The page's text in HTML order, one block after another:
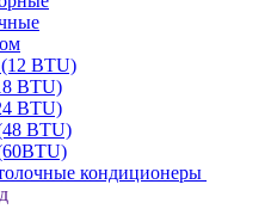
BTU)
BTU)
BTU)
BTU)
кондиционеры